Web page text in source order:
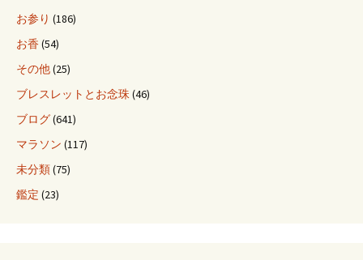
ョ
ン
お参り (186)
お香(54)
その他(25)
ブレスレットとお念珠(46)
ブログ(641)
マラソン (117)
未分類(75)
鑑定 (23)